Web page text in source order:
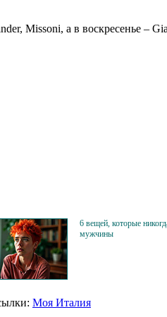
Missoni, а в воскресенье –
6 вещей, которые
мужчины
Моя Италия